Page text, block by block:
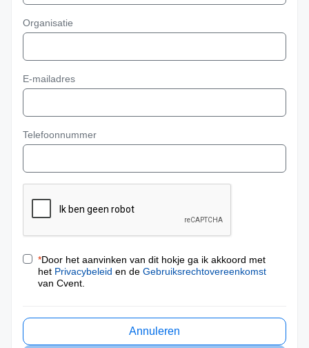
Organisatie
E-mailadres
Telefoonnummer
*Door het aanvinken van dit hokje ga ik akkoord met
het Privacybeleid en de Gebruiksrechtovereenkomst
van Cvent.
Annuleren